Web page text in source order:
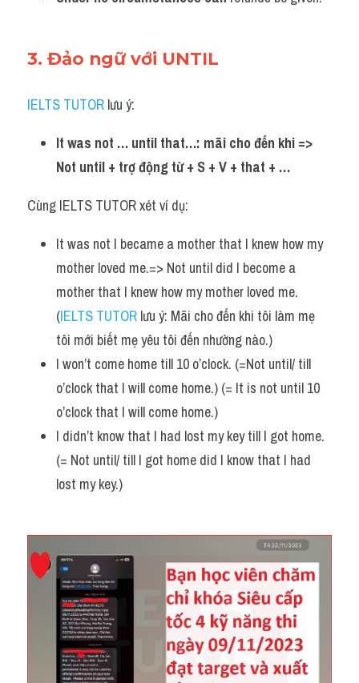
3. Đảo ngữ với UNTIL
IELTS TUTOR lưu ý:
It was not … until that…: mãi cho đến khi =>
Not until + trợ động từ + S + V + that + …
Cùng IELTS TUTOR xét ví dụ:
It was not I became a mother that I knew how my
mother loved me.=> Not until did I become a
mother that I knew how my mother loved me.
(IELTS TUTOR lưu ý: Mãi cho đến khi tôi làm mẹ
tôi mới biết mẹ yêu tôi đến nhường nào.)
I won’t come home till 10 o’clock. (=Not until/ till
o’clock that I will come home.) (= It is not until 10
o’clock that I will come home.)
I didn’t know that I had lost my key till I got home.
(= Not until/ till I got home did I know that I had
lost my key.)